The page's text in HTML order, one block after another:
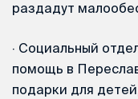
раздадут
· Социальный
помощь в
подарки для